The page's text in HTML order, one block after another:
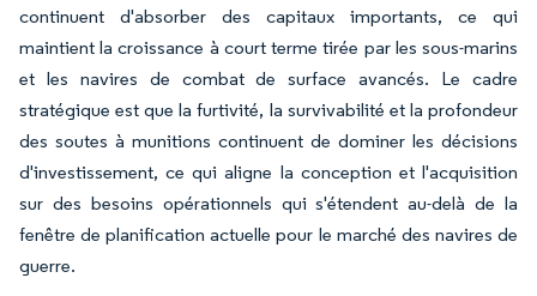
continuent d'absorber des capitaux importants, ce qui
maintient la croissance à court terme tirée par les sous-marins
et les navires de combat de surface avancés. Le cadre
stratégique est que la furtivité, la survivabilité et la profondeur
des soutes à munitions continuent de dominer les décisions
d'investissement, ce qui aligne la conception et l'acquisition
sur des besoins opérationnels qui s'étendent au-delà de la
fenêtre de planification actuelle pour le marché des navires de
guerre.